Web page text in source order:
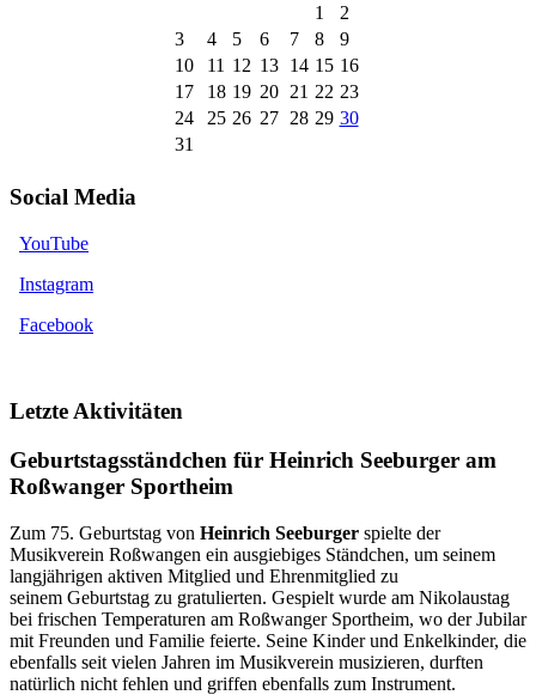
1
2
3
4 5 6 7 8
9
10
11 12 13 14 15 16
17
18 19 20 21 22 23
24
25 26 27 28 29 30
31
Social Media
YouTube
Instagram
Facebook
Letzte Aktivitäten
Geburtstagsständchen für Heinrich Seeburger am
Roßwanger Sportheim
Zum 75. Geburtstag von Heinrich Seeburger spielte der
Musikverein Roßwangen ein ausgiebiges Ständchen, um seinem
langjährigen aktiven Mitglied und Ehrenmitglied zu
seinem Geburtstag zu gratulierten. Gespielt wurde am Nikolaustag
bei frischen Temperaturen am Roßwanger Sportheim, wo der Jubilar
mit Freunden und Familie feierte. Seine Kinder und Enkelkinder, die
ebenfalls seit vielen Jahren im Musikverein musizieren, durften
natürlich nicht fehlen und griffen ebenfalls zum Instrument.